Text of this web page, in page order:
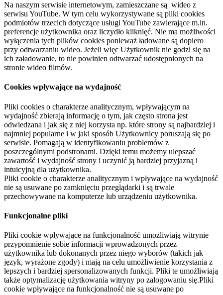
Na naszym serwisie internetowym, zamieszczane są wideo z
serwisu YouTube. W tym celu wykorzystywane są pliki cookies
podmiotów trzecich dotyczące usługi YouTube zawierające m.in.
preferencje użytkownika oraz liczydło kliknięć. Nie ma możliwości
wyłączenia tych plików cookies ponieważ ładowane są dopiero
przy odtwarzaniu wideo. Jeżeli więc Użytkownik nie godzi się na
ich załadowanie, to nie powinien odtwarzać udostępnionych na
stronie wideo filmów.
Cookies wpływające na wydajność
Pliki cookies o charakterze analitycznym, wpływającym na
wydajność zbierają informację o tym, jak często strona jest
odwiedzana i jak się z niej korzysta np. które strony są najbardziej i
najmniej popularne i w jaki sposób Użytkownicy poruszają się po
serwisie. Pomagają w identyfikowaniu problemów z
poszczególnymi podstronami. Dzięki temu możemy ulepszać
zawartość i wydajność strony i uczynić ją bardziej przyjazną i
intuicyjną dla użytkownika.
Pliki cookie o charakterze analitycznym i wpływające na wydajność
nie są usuwane po zamknięciu przeglądarki i są trwale
przechowywane na komputerze lub urządzeniu użytkownika.
Funkcjonalne pliki
Pliki cookie wpływające na funkcjonalność umożliwiają witrynie
przypomnienie sobie informacji wprowadzonych przez
użytkownika lub dokonanych przez niego wyborów (takich jak
język, wyrażone zgody) i mają na celu umożliwienie korzystania z
lepszych i bardziej spersonalizowanych funkcji. Pliki te umożliwiają
także optymalizację użytkowania witryny po zalogowaniu się.Pliki
cookie wpływające na funkcjonalność nie są usuwane po